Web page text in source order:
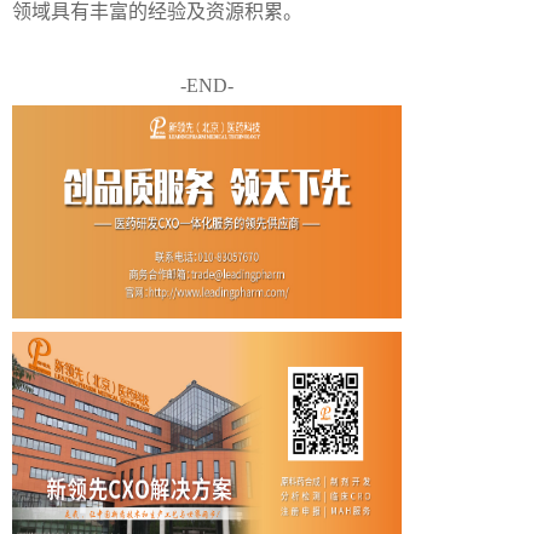
领域具有丰富的经验及资源积累。
-END-